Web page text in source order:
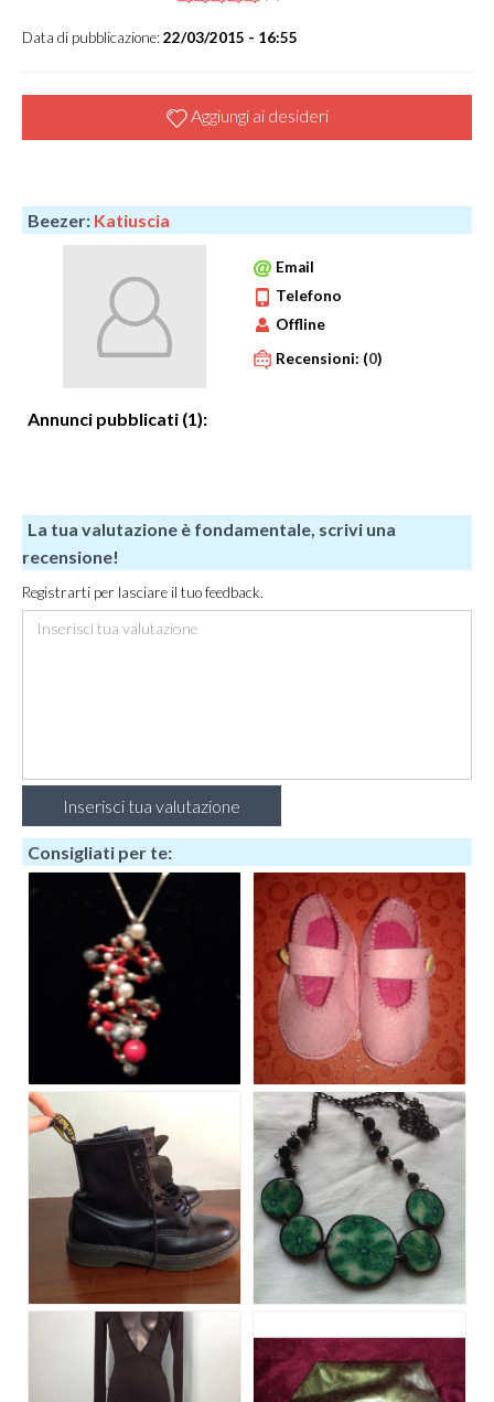
Data di pubblicazione:22/03/2015 - 16:55
Aggiungi ai desideri
Beezer: Katiuscia
Email
Telefono
Offline
Recensioni: (0)
Annunci pubblicati (1):
La tua valutazione è fondamentale, scrivi una
recensione!
Registrarti per lasciare il tuo feedback.
Consigliati per te: